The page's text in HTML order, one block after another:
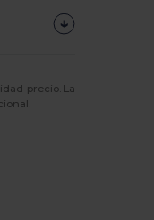
precio. La